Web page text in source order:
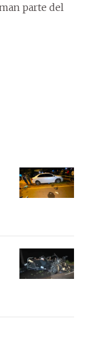
parte del